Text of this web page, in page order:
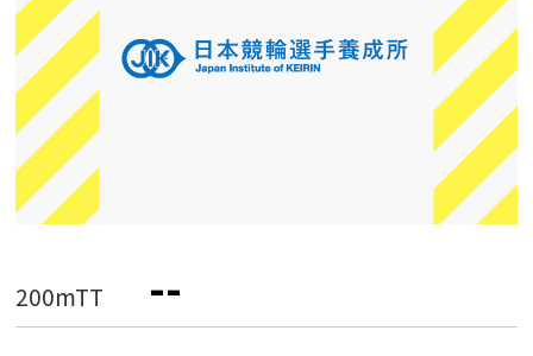
200mTT
--